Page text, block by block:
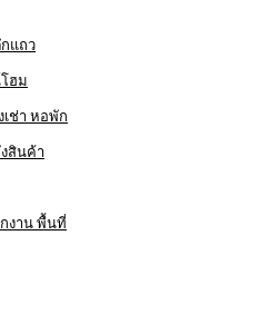
แถว
ฮม
ช่า หอพัก
สินค้า
งาน พื้นที่